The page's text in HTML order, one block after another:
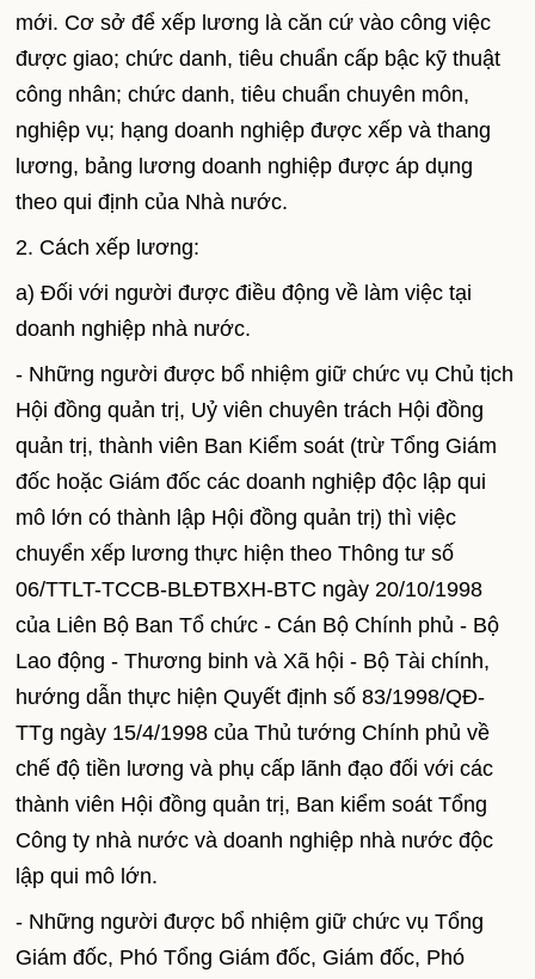
mới. Cơ sở để xếp lương là căn cứ vào công việc
được giao; chức danh, tiêu chuẩn cấp bậc kỹ thuật
công nhân; chức danh, tiêu chuẩn chuyên môn,
nghiệp vụ; hạng doanh nghiệp được xếp và thang
lương, bảng lương doanh nghiệp được áp dụng
theo qui định của Nhà nước.
2. Cách xếp lương:
a) Đối với người được điều động về làm việc tại
doanh nghiệp nhà nước.
- Những người được bổ nhiệm giữ chức vụ Chủ tịch
Hội đồng quản trị, Uỷ viên chuyên trách Hội đồng
quản trị, thành viên Ban Kiểm soát (trừ Tổng Giám
đốc hoặc Giám đốc các doanh nghiệp độc lập qui
mô lớn có thành lập Hội đồng quản trị) thì việc
chuyển xếp lương thực hiện theo Thông tư số
06/TTLT-TCCB-BLĐTBXH-BTC ngày 20/10/1998
của Liên Bộ Ban Tổ chức - Cán Bộ Chính phủ - Bộ
Lao động - Thương binh và Xã hội - Bộ Tài chính,
hướng dẫn thực hiện Quyết định số 83/1998/QĐ-
TTg ngày 15/4/1998 của Thủ tướng Chính phủ về
chế độ tiền lương và phụ cấp lãnh đạo đối với các
thành viên Hội đồng quản trị, Ban kiểm soát Tổng
Công ty nhà nước và doanh nghiệp nhà nước độc
lập qui mô lớn.
- Những người được bổ nhiệm giữ chức vụ Tổng
Giám đốc, Phó Tổng Giám đốc, Giám đốc, Phó